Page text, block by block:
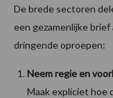
De brede sectoren
een gezamenlijke
dringende oproepen:
Neem regie en
Maak expliciet hoe